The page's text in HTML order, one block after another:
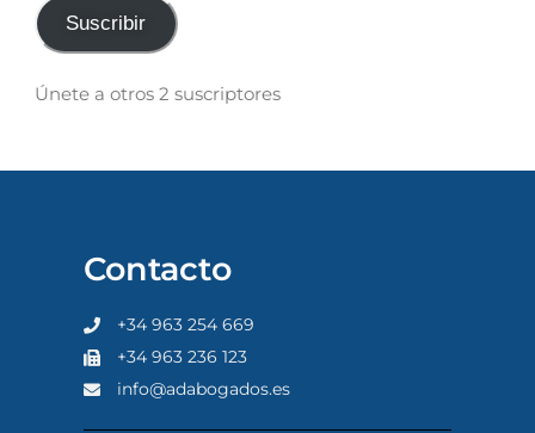
Suscribir
Únete a otros 2 suscriptores
Contacto
+34 963 254 669
+34 963 236 123
info@adabogados.es